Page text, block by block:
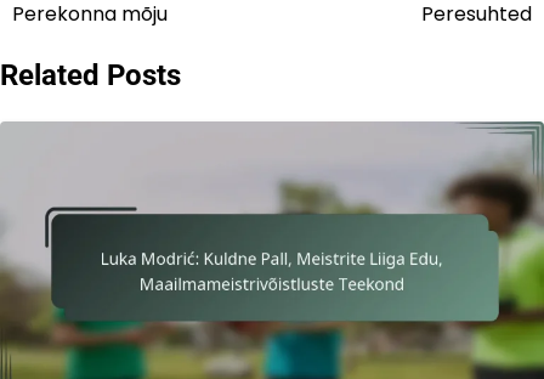
Perekonna mõju Peresuhted
Related Posts